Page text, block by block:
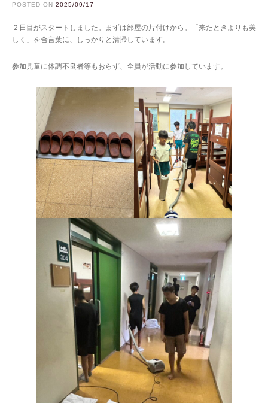
POSTED ON 2025/09/17
２日目がスタートしました。まずは部屋の片付けから。「来たときよりも美
しく」を合言葉に、しっかりと清掃しています。
参加児童に体調不良者等もおらず、全員が活動に参加しています。